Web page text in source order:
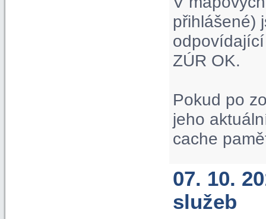
přihlášené)
ZÚR OK.
Pokud po
jeho
cache
07. 10.
služeb